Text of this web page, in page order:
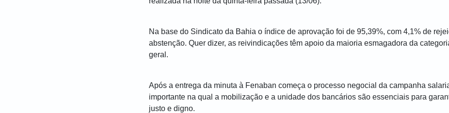
Na base do Sindicato da Bahia o índice de aprovação foi de 95,39%, com 4,1% de
abstenção. Quer dizer, as reivindicações têm apoio da maioria esmagadora da
geral.
Após a entrega da minuta à Fenaban começa o processo negocial da campanha
importante na qual a mobilização e a unidade dos bancários são essenciais para
justo e digno.